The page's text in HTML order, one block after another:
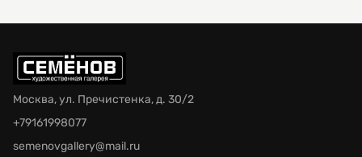
Москва, ул. Пречистенка, д. 30/2
+79161998077
semenovgallery@mail.ru